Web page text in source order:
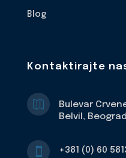
Blog
Kontaktirajte

Bulevar
Belvil, Beograd
 +381 (0) 60